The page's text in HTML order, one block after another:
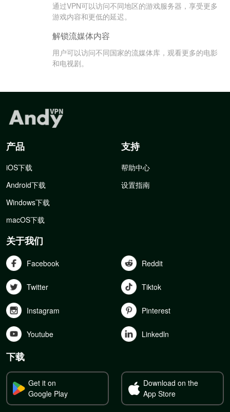
通过VPN可以访问不同地区的游戏服务器，享受更多
游戏内容和更低的延迟。
解锁流媒体内容
用户可以访问不同国家的流媒体库，观看更多的电影
和电视剧。
产品
iOS下载
Android下载
Windows下载
macOS下载
支持
帮助中心
设置指南
关于我们
Facebook Reddit
Twitter Tiktok
Instagram Pinterest
Youtube Linkedln
下载
Get it on
Google Play
Download on the
App Store